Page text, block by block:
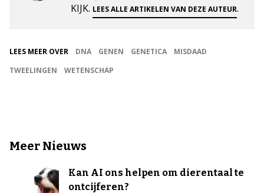
KIJK. LEES ALLE ARTIKELEN VAN DEZE AUTEUR.
LEES MEER OVER DNA GENEN GENETICA
MISDAAD
TWEELINGEN
WETENSCHAP
Meer Nieuws
Kan AI ons helpen om dierentaal te
ontcijferen?